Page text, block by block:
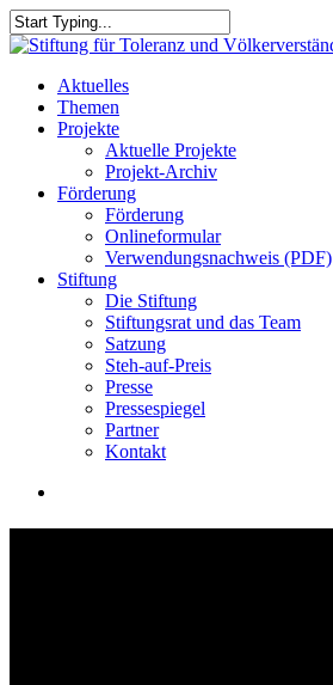
Skip
to
content
Close
search
Menu
Aktuelles
Themen
Projekte
Aktuelle Projekte
Projekt-Archiv
Förderung
Förderung
Onlineformular
Verwendungsnachweis (PDF)
Stiftung
Die Stiftung
Stiftungsrat und das Team
Satzung
Steh-auf-Preis
Presse
Pressespiegel
Partner
Kontakt